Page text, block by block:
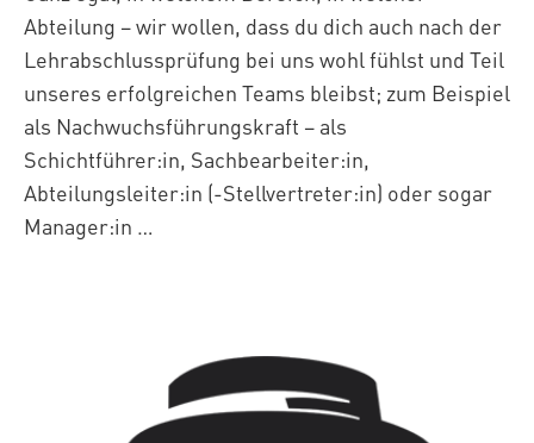
Abteilung – wir wollen, dass du dich auch nach der
Lehrabschlussprüfung bei uns wohl fühlst und Teil
unseres erfolgreichen Teams bleibst; zum Beispiel
als Nachwuchsführungskraft – als
Schichtführer:in, Sachbearbeiter:in,
Abteilungsleiter:in (-Stellvertreter:in) oder sogar
Manager:in …